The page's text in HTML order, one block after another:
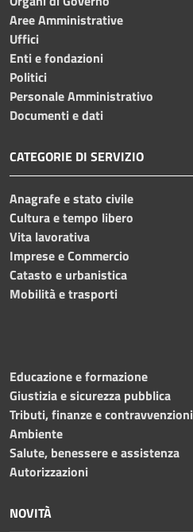
Aree Amministrative
Uffici
Enti e fondazioni
Politici
Personale Amministrativo
Documenti e dati
CATEGORIE DI SERVIZIO
Anagrafe e stato civile
Cultura e tempo libero
Vita lavorativa
Imprese e Commercio
Catasto e urbanistica
Mobilità e trasporti
Educazione e formazione
Giustizia e sicurezza pubblica
Tributi, finanze e contravvenzioni
Ambiente
Salute, benessere e assistenza
Autorizzazioni
NOVITÀ